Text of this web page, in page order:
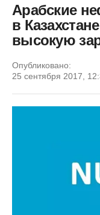
Арабские
в
высокую
Опубликовано:
25 сентября 2017,